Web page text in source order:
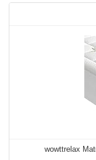
wowttrelax